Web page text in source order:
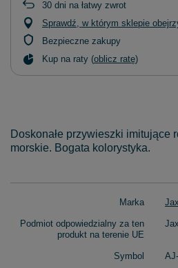
30 dni na łatwy zwrot
Sprawdź, w którym sklepie
Bezpieczne zakupy
Kup na raty (oblicz ratę)
Doskonałe przywieszki imitujące
morskie. Bogata kolorystyka.
Marka
Podmiot odpowiedzialny za ten
produkt na terenie UE
Symbol